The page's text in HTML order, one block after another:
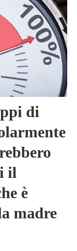
di
il
è
madre